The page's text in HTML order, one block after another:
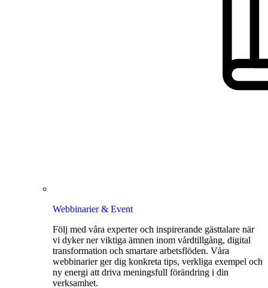
Webbinarier & Event
Följ med våra experter och inspirerande gästtalare när
vi dyker ner viktiga ämnen inom vårdtillgång, digital
transformation och smartare arbetsflöden. Våra
webbinarier ger dig konkreta tips, verkliga exempel och
ny energi att driva meningsfull förändring i din
verksamhet.